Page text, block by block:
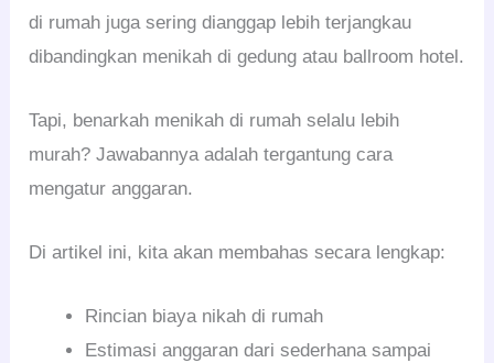
di rumah juga sering dianggap lebih terjangkau
dibandingkan menikah di gedung atau ballroom hotel.
Tapi, benarkah menikah di rumah selalu lebih
murah? Jawabannya adalah tergantung cara
mengatur anggaran.
Di artikel ini, kita akan membahas secara lengkap:
Rincian biaya nikah di rumah
Estimasi anggaran dari sederhana sampai